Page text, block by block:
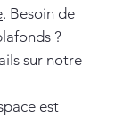
. Besoin de
?
sur notre
est